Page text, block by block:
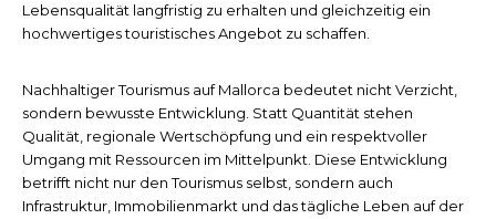
Lebensqualität langfristig zu erhalten und gleichzeitig ein
hochwertiges touristisches Angebot zu schaffen.
Nachhaltiger Tourismus auf Mallorca bedeutet nicht Verzicht,
sondern bewusste Entwicklung. Statt Quantität stehen
Qualität, regionale Wertschöpfung und ein respektvoller
Umgang mit Ressourcen im Mittelpunkt. Diese Entwicklung
betrifft nicht nur den Tourismus selbst, sondern auch
Infrastruktur, Immobilienmarkt und das tägliche Leben auf der